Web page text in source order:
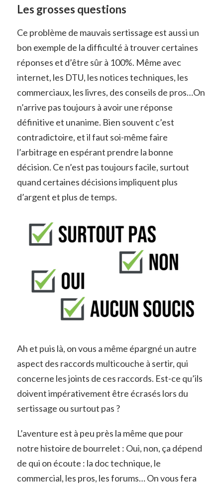
Les grosses questions
Ce problème de mauvais sertissage est aussi un
bon exemple de la difficulté à trouver certaines
réponses et d’être sûr à 100%. Même avec
internet, les DTU, les notices techniques, les
commerciaux, les livres, des conseils de pros…On
n’arrive pas toujours à avoir une réponse
définitive et unanime. Bien souvent c’est
contradictoire, et il faut soi-même faire
l’arbitrage en espérant prendre la bonne
décision. Ce n’est pas toujours facile, surtout
quand certaines décisions impliquent plus
d’argent et plus de temps.
Ah et puis là, on vous a même épargné un autre
aspect des raccords multicouche à sertir, qui
concerne les joints de ces raccords. Est-ce qu’ils
doivent impérativement être écrasés lors du
sertissage ou surtout pas ?
L’aventure est à peu près la même que pour
notre histoire de bourrelet : Oui, non, ça dépend
de qui on écoute : la doc technique, le
commercial, les pros, les forums… On vous fera